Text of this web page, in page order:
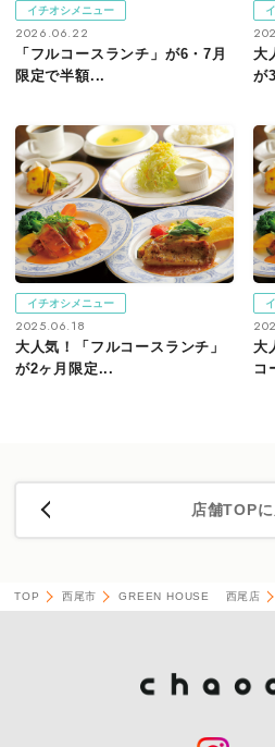
イチオシメニュー
2026.06.22
「フルコースランチ」が6・7月
限定で半額...
大
が
イチオシメニュー
2025.06.18
大人気！「フルコースランチ」
が2ヶ月限定...
大
コ
店舗TOP
TOP 西尾市 GREEN HOUSE 西尾店